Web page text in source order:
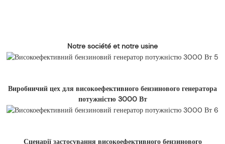
Notre société et notre usine
Виробничий цех для високоефективного бензинового генератора
потужністю 3000 Вт
Сценарії застосування високоефективного бензинового